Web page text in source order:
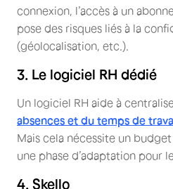
connexion, l’accès à un
pose des risques liés à la
(géolocalisation, etc.).
3. Le logiciel RH dédié
Un logiciel RH aide à
absences et du temps de
Mais cela nécessite un
une phase d’adaptation pour
4. Skello